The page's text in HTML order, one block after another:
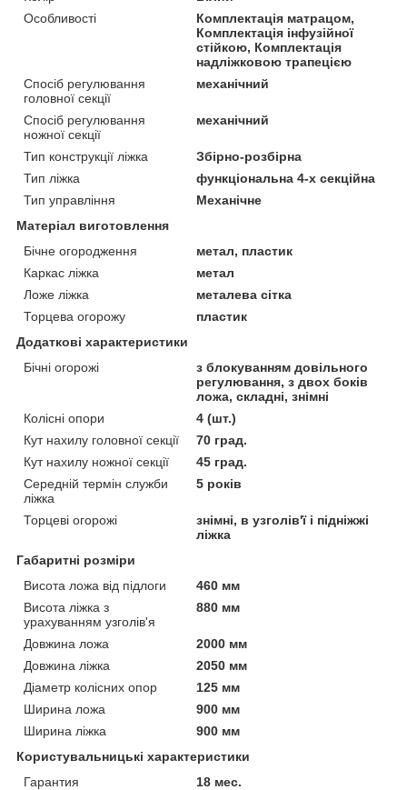
Особливості
Комплектація матрацом,
Комплектація інфузійної
стійкою, Комплектація
надліжковою трапецією
Спосіб регулювання
головної секції
механічний
Спосіб регулювання
ножної секції
механічний
Тип конструкції ліжка
Збірно-розбірна
Тип ліжка
функціональна 4-х секційна
Тип управління
Механічне
Матеріал виготовлення
Бічне огородження
метал, пластик
Каркас ліжка
метал
Ложе ліжка
металева сітка
Торцева огорожу
пластик
Додаткові характеристики
Бічні огорожі
з блокуванням довільного
регулювання, з двох боків
ложа, складні, знімні
Колісні опори
4 (шт.)
Кут нахилу головної секції
70 град.
Кут нахилу ножної секції
45 град.
Середній термін служби
ліжка
5 років
Торцеві огорожі
знімні, в узголів'ї і підніжжі
ліжка
Габаритні розміри
Висота ложа від підлоги
460 мм
Висота ліжка з
урахуванням узголів'я
880 мм
Довжина ложа
2000 мм
Довжина ліжка
2050 мм
Діаметр колісних опор
125 мм
Ширина ложа
900 мм
Ширина ліжка
900 мм
Користувальницькі характеристики
Гарантия
18 мес.